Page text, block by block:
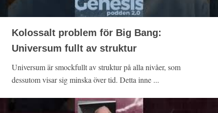
Kolossalt problem för Big Bang:
Universum fullt av struktur
Universum är smockfullt av struktur på alla nivåer, som
dessutom visar sig minska över tid. Detta inne ...